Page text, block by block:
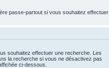
passe-partout si vous souhaitez effectuer
souhaitez effectuer une recherche. Les
la recherche si vous ne désactivez pas
ci-dessous.